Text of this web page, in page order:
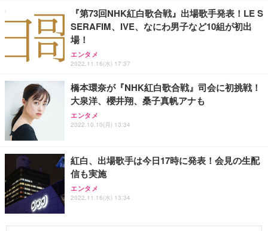
『第73回NHK紅白歌合戦』出場歌手発表！LE S
SERAFIM、IVE、なにわ男子など10組が初出
場！
エンタメ
2022.11.16(水) 17:37
橋本環奈が『NHK紅白歌合戦』司会に初挑戦！
大泉洋、櫻井翔、桑子真帆アナも
エンタメ
2022.10.10(月) 13:34
紅白、出場歌手は今日17時に発表！会見の生配
信も実施
エンタメ
2022.11.16(水) 13:34